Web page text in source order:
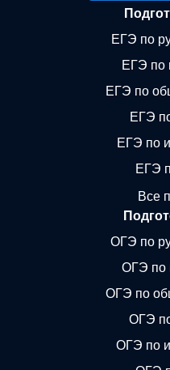
ЕГЭ по
ЕГЭ по
ЕГЭ по
ЕГЭ
ЕГЭ по
ЕГЭ
Все
ОГЭ по
ОГЭ по
ОГЭ по
ОГЭ
ОГЭ по